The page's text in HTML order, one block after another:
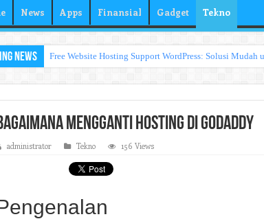
News Apps Finansial Gadget Tekno
News Free Website Hosting Support WordPress: Solusi Mudah
Mengganti Hosting di Godaddy
administrator Tekno 156 Views